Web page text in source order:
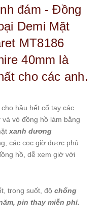
đám - Đồng
Demi Mặt
MT8186
40mm là
cho các anh.
hầu hết cổ tay các
vỏ đồng hồ làm bằng
xanh dương
các cọc giờ được phủ
hồ, dễ xem giờ với
trong suốt, độ chống
pin thay miễn phí.